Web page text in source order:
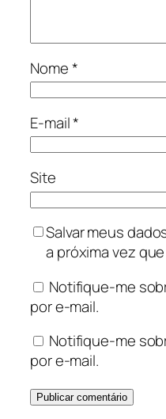
Nome*
E-mail*
Site
Salvar meus
a próxima vez
Notifique-me
por e-mail.
Notifique-me
por e-mail.